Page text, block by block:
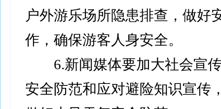
户外游乐场所隐患排查，做好
作，确保游客人身安全。
6.新闻媒体要加大社会宣传
安全防范和应对避险知识宣传